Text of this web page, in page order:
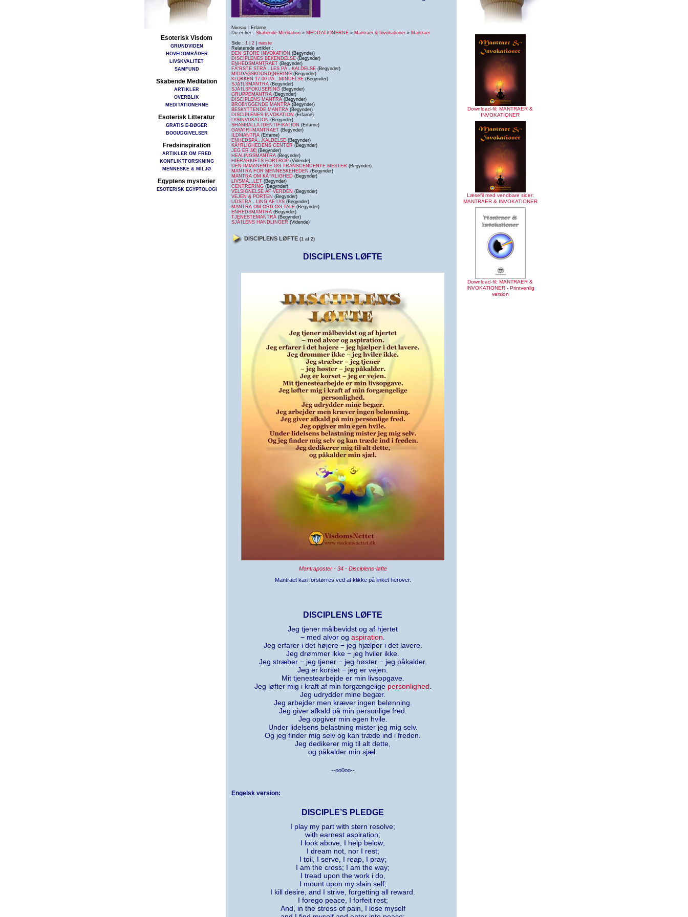
Esoterisk Visdom
GRUNDVIDEN
HOVEDOMRÅDER
LIVSKVALITET
SAMFUND
Skabende Meditation
ARTIKLER
OVERBLIK
MEDITATIONERNE
Esoterisk Litteratur
GRATIS E-BØGER
BOGUDGIVELSER
Fredsinspiration
ARTIKLER OM FRED
KONFLIKTFORSKNING
MENNESKE & MILJØ
Egyptens mysterier
ESOTERISK EGYPTOLOGI
Niveau : Erfarne
Du er her : Skabende Meditation » MEDITATIONERNE » Mantraer & Invokationer » Mantraer
Side : 1 2
næste
Relaterede artikler :
DEN STORE INVOKATION (Begynder)
DISCIPLENES BEKENDELSE (Begynder)
ENHEDSMANTRAET (Begynder)
FÃ˜RSTE STRÃ…LES PÃ…KALDELSE (Begynder)
MIDDAGSKOORDINERING (Begynder)
KLOKKEN 17:00 PÃ…MINDELSE (Begynder)
SJÃ†LSMANTRA (Begynder)
SJÃ†LSFOKUSERING (Begynder)
GRUPPEMANTRA (Begynder)
DISCIPLENS MANTRA (Begynder)
BROBYGGENDE MANTRA (Begynder)
BESKYTTENDE MANTRA (Begynder)
DISCIPLENES INVOKATION (Erfarne)
LYSINVOKATION (Begynder)
SHAMBALLA-IDENTIFIKATION (Erfarne)
GAYATRI-MANTRAET (Begynder)
ILDMANTRA (Erfarne)
ENHEDSPÃ…KALDELSE (Begynder)
KÃ†RLIGHEDENS CENTER (Begynder)
JEG ER â€¦ (Begynder)
HEALINGSMANTRA (Begynder)
HIERARKIETS FORTROP (Vidende)
DEN IMMANENTE OG TRANSCENDENTE MESTER (Begynder)
MANTRA FOR MENNESKEHEDEN (Begynder)
MANTRA OM KÃ†RLIGHED (Begynder)
LIVSMÃ…LET (Begynder)
CENTRERING (Begynder)
VELSIGNELSE AF VERDEN (Begynder)
VEJEN & PORTEN (Begynder)
UDSTRÃ…LING AF LYS (Begynder)
MANTRA OM ORD OG TALE (Begynder)
ENHEDSMANTRA (Begynder)
TJENESTEMANTRA (Begynder)
SJÃ†LENS HANDLINGER (Vidende)
DISCIPLENS LØFTE (1 af 2)
DISCIPLENS LØFTE
Mantraposter - 34 - Disciplens-løfte
Mantraet kan forstørres ved at klikke på linket herover.
DISCIPLENS LØFTE
Jeg tjener målbevidst og af hjertet
− med alvor og aspiration
Jeg erfarer i det højere − jeg hjælper i det lavere.
Jeg drømmer ikke − jeg hviler ikke.
Jeg stræber − jeg tjener − jeg høster − jeg påkalder.
Jeg er korset − jeg er vejen.
Mit tjenestearbejde er min livsopgave.
Jeg løfter mig i kraft af min forgængelige personlighed
Jeg udrydder mine begær.
Jeg arbejder men kræver ingen belønning.
Jeg giver afkald på min personlige fred.
Jeg opgiver min egen hvile.
Under lidelsens belastning mister jeg mig selv.
Og jeg finder mig selv og kan træde ind i freden.
Jeg dedikerer mig til alt dette,
og påkalder min sjæl.
--oo0oo--
Engelsk version:
DISCIPLE’S PLEDGE
I play my part with stern resolve;
with earnest aspiration;
I look above, I help below;
I dream not, nor I rest;
I toil, I serve, I reap, I pray;
I am the cross; I am the way;
I tread upon the work i do,
I mount upon my slain self;
I kill desire, and I strive, forgetting all reward.
I forego peace, I forfeit rest;
And, in the stress of pain, I lose myself
Download-fil: MANTRAER &
INVOKATIONER
Læsefil med vendbare sider:
MANTRAER & INVOKATIONER
Download-fil: MANTRAER &
INVOKATIONER - Printvenlig
version